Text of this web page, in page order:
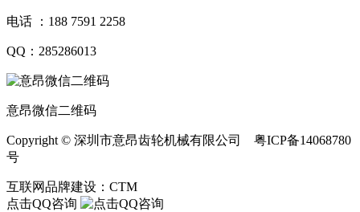
电话 ：188 7591 2258
QQ：285286013
意昂微信二维码
Copyright © 深圳市意昂齿轮机械有限公司 粤ICP备14068780
号
互联网品牌建设：CTM
点击QQ咨询